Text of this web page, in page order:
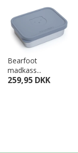
Bearfoot
madkass...
259,95 DKK